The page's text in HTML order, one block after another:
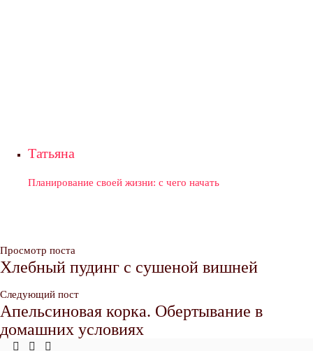
Татьяна
Планирование своей жизни: с чего начать
Просмотр поста
Хлебный пудинг с сушеной вишней
Следующий пост
Апельсиновая корка. Обертывание в
домашних условиях